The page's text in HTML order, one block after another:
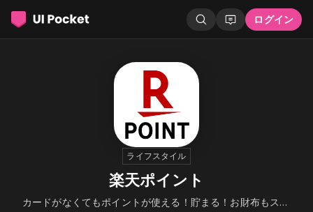
ログイン
ライフスタイル
楽天ポイント
カードがなくてもポイントが使える！貯まる！お財布もスッキリ